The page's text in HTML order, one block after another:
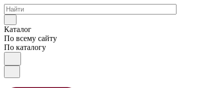
Каталог
По всему сайту
По каталогу